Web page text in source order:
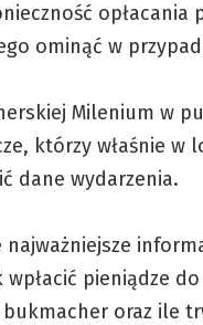
opłacania
ominąć w
Milenium w
którzy właśnie w
dane wydarzenia.
pieniądze
oraz ile